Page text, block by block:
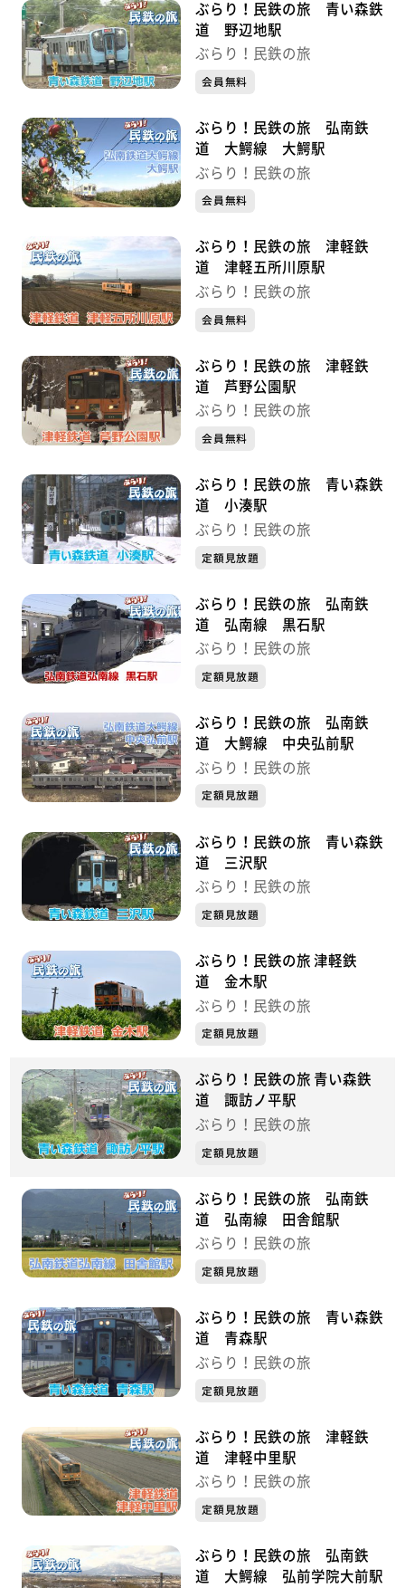
ぶらり！民鉄の旅 青い森鉄
道 野辺地駅
ぶらり！民鉄の旅
会員無料
ぶらり！民鉄の旅 弘南鉄
道 大鰐線 大鰐駅
ぶらり！民鉄の旅
会員無料
ぶらり！民鉄の旅 津軽鉄
道 津軽五所川原駅
ぶらり！民鉄の旅
会員無料
ぶらり！民鉄の旅 津軽鉄
道 芦野公園駅
ぶらり！民鉄の旅
会員無料
ぶらり！民鉄の旅 青い森鉄
道 小湊駅
ぶらり！民鉄の旅
定額見放題
ぶらり！民鉄の旅 弘南鉄
道 弘南線 黒石駅
ぶらり！民鉄の旅
定額見放題
ぶらり！民鉄の旅 弘南鉄
道 大鰐線 中央弘前駅
ぶらり！民鉄の旅
定額見放題
ぶらり！民鉄の旅 青い森鉄
道 三沢駅
ぶらり！民鉄の旅
定額見放題
ぶらり！民鉄の旅 津軽鉄
道 金木駅
ぶらり！民鉄の旅
定額見放題
ぶらり！民鉄の旅 青い森鉄
道 諏訪ノ平駅
ぶらり！民鉄の旅
定額見放題
ぶらり！民鉄の旅 弘南鉄
道 弘南線 田舎館駅
ぶらり！民鉄の旅
定額見放題
ぶらり！民鉄の旅 青い森鉄
道 青森駅
ぶらり！民鉄の旅
定額見放題
ぶらり！民鉄の旅 津軽鉄
道 津軽中里駅
ぶらり！民鉄の旅
定額見放題
ぶらり！民鉄の旅 弘南鉄
道 大鰐線 弘前学院大前駅